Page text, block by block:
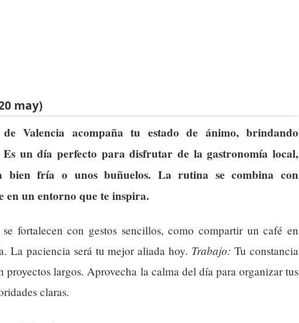
may)
Valencia acompaña tu estado de ánimo, brindando
un día perfecto para disfrutar de la gastronomía local,
bien fría o unos buñuelos. La rutina se combina con
en un entorno que te inspira.
fortalecen con gestos sencillos, como compartir un café en
La paciencia será tu mejor aliada hoy. Trabajo: Tu constancia
proyectos largos. Aprovecha la calma del día para organizar tus
claras.